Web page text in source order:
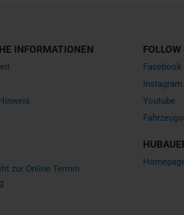
INFORMATIONEN
zur Online Termin
FOLLOW
Facebook
Instagram
Youtube